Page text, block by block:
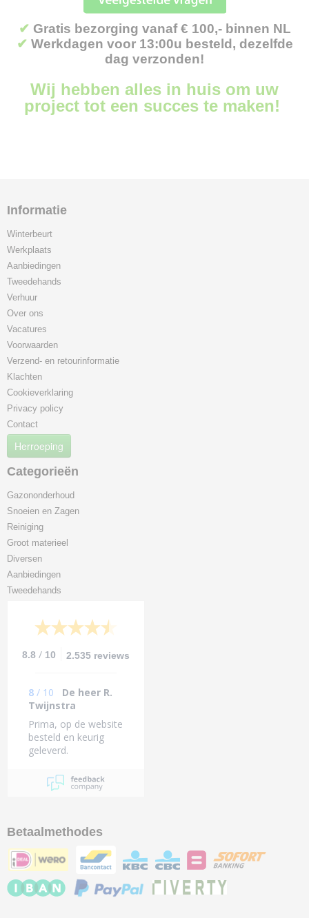
✔ Gratis bezorging vanaf € 100,- binnen NL
✔ Werkdagen voor 13:00u besteld, dezelfde
dag verzonden!
Wij hebben alles in huis om uw
project tot een succes te maken!
Informatie
Winterbeurt
Werkplaats
Aanbiedingen
Tweedehands
Verhuur
Over ons
Vacatures
Voorwaarden
Verzend- en retourinformatie
Klachten
Cookieverklaring
Privacy policy
Contact
Herroeping
Categorieën
Gazononderhoud
Snoeien en Zagen
Reiniging
Groot materieel
Diversen
Aanbiedingen
Tweedehands
8.8 / 10 2.535 reviews
8 / 10
De heer R.
Twijnstra
Prima, op de website
besteld en keurig
geleverd.
Betaalmethodes